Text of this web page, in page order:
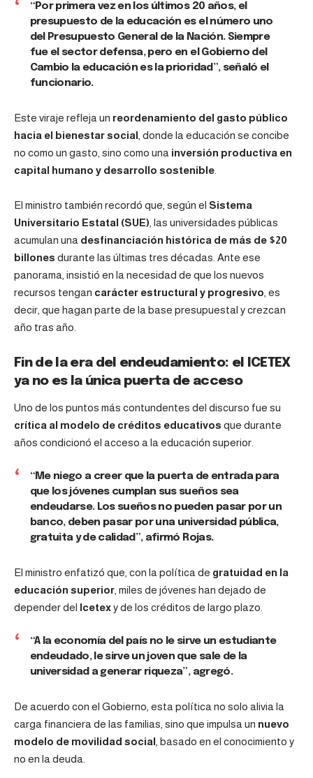
“Por primera vez en los últimos 20 años, el
presupuesto de la educación es el número uno
del Presupuesto General de la Nación. Siempre
fue el sector defensa, pero en el Gobierno del
Cambio la educación es la prioridad”, señaló el
funcionario.
Este viraje refleja un reordenamiento del gasto público
hacia el bienestar social , donde la educación se concibe
no como un gasto, sino como una inversión productiva en
capital humano y desarrollo sostenible
El ministro también recordó que, según el Sistema
Universitario Estatal (SUE) , las universidades públicas
acumulan una desfinanciación histórica de más de $20
billones durante las últimas tres décadas. Ante ese
panorama, insistió en la necesidad de que los nuevos
recursos tengan carácter estructural y progresivo , es
decir, que hagan parte de la base presupuestal y crezcan
año tras año.
Fin de la era del endeudamiento: el ICETEX
ya no es la única puerta de acceso
Uno de los puntos más contundentes del discurso fue su
crítica al modelo de créditos educativos que durante
años condicionó el acceso a la educación superior.
“Me niego a creer que la puerta de entrada para
que los jóvenes cumplan sus sueños sea
endeudarse. Los sueños no pueden pasar por un
banco, deben pasar por una universidad pública,
gratuita y de calidad”, afirmó Rojas.
El ministro enfatizó que, con la política de gratuidad en la
educación superior , miles de jóvenes han dejado de
depender del Icetexy de los créditos de largo plazo.
“A la economía del país no le sirve un estudiante
endeudado, le sirve un joven que sale de la
universidad a generar riqueza”, agregó.
De acuerdo con el Gobierno, esta política no solo alivia la
carga financiera de las familias, sino que impulsa un nuevo
modelo de movilidad social , basado en el conocimiento y
no en la deuda.